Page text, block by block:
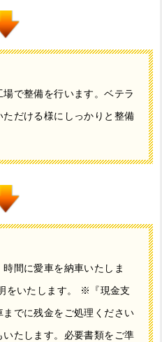
で整備を行います。ベテラ
だける様にしっかりと整備
間に愛車を納車いたしま
をいたします。 ※『現金支
でに残金をご処理ください
たします。必要書類をご準